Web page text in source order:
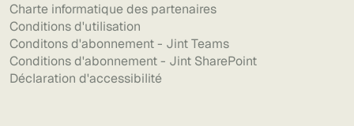
Charte informatique des partenaires
Conditions d'utilisation
Conditons d'abonnement - Jint Teams
Conditions d'abonnement - Jint SharePoint
Déclaration d'accessibilité